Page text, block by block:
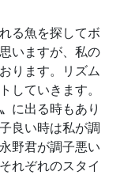
る魚を探してボ
いますが、私の
ります。リズム
していきます。
に出る時もあり
良い時は私が調
野君が調子悪い
れぞれのスタイ